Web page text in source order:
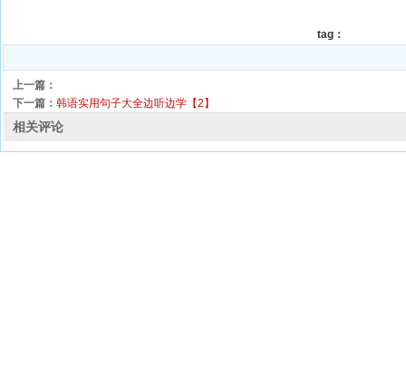
tag：
上一篇：
下一篇： 韩语实用句子大全边听边学【2】
相关评论